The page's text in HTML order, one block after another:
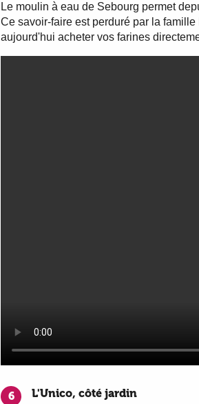
Le moulin à eau de Sebourg permet
Ce savoir-faire est perduré par la
aujourd'hui acheter vos farines
6 L'Unico, côté jardin